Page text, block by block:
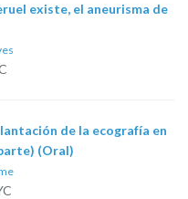
existe, el aneurisma de
de la ecografía en
(Oral)